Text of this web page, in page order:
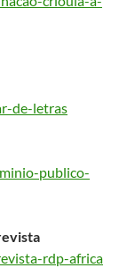
de-letras
publico-
rdp-africa